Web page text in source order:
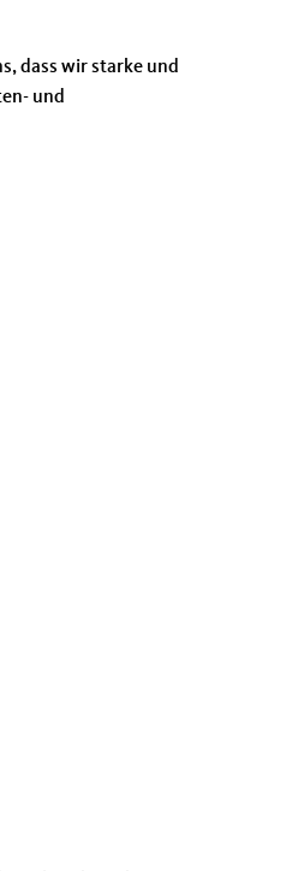
dass wir starke und
und